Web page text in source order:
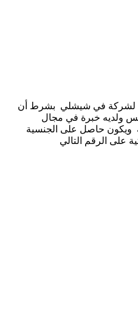
لشركة في شيشلي بشرط أن
ولديه خبرة في مجال
ويكون حاصل على الجنسية
على الرقم التالي